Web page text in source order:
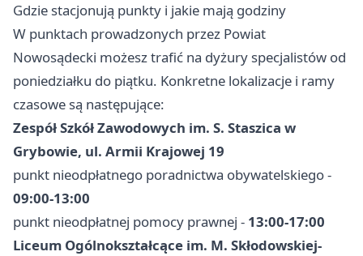
Gdzie stacjonują punkty i jakie mają godziny
W punktach prowadzonych przez Powiat
Nowosądecki możesz trafić na dyżury specjalistów od
poniedziałku do piątku. Konkretne lokalizacje i ramy
czasowe są następujące:
Zespół Szkół Zawodowych im. S. Staszica w
Grybowie, ul. Armii Krajowej 19
punkt nieodpłatnego poradnictwa obywatelskiego -
09:00-13:00
punkt nieodpłatnej pomocy prawnej - 13:00-17:00
Liceum Ogólnokształcące im. M. Skłodowskiej-